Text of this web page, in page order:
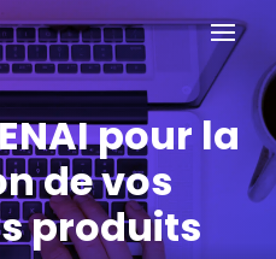
pour la
de vos
produits